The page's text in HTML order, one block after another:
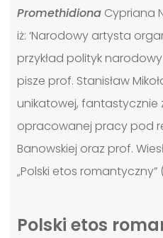
Promethidiona Cypriana
iż: ‘Narodowy artysta
przykład polityk narodowy
pisze prof. Stanisław
unikatowej, fantastycznie
opracowanej pracy pod
Banowskiej oraz prof.
„Polski etos romantyczny”
Polski etos